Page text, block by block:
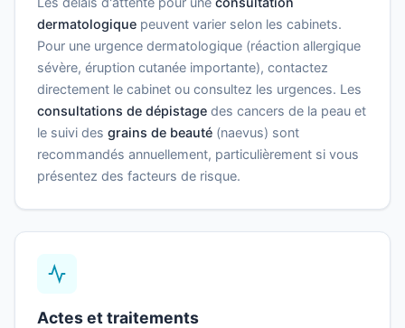
dermatologique peuvent varier selon les cabinets.
Pour une urgence dermatologique (réaction allergique
sévère, éruption cutanée importante), contactez
directement le cabinet ou consultez les urgences. Les
consultations de dépistage des cancers de la peau et
le suivi des grains de beauté (naevus) sont
recommandés annuellement, particulièrement si vous
présentez des facteurs de risque.
Actes et traitements